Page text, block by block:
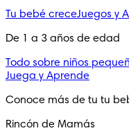
Tu bebé creceJuegos y
De 1 a 3 años de edad
Todo sobre niños
Juega y Aprende
Conoce más de tu tu
Rincón de Mamás